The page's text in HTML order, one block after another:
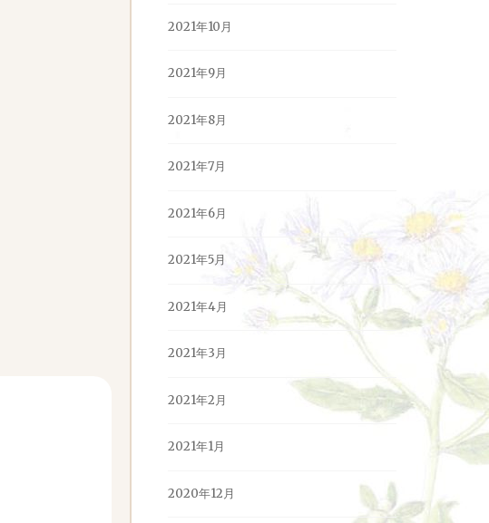
2021年10月
2021年9月
2021年8月
2021年7月
2021年6月
2021年5月
2021年4月
2021年3月
2021年2月
2021年1月
2020年12月